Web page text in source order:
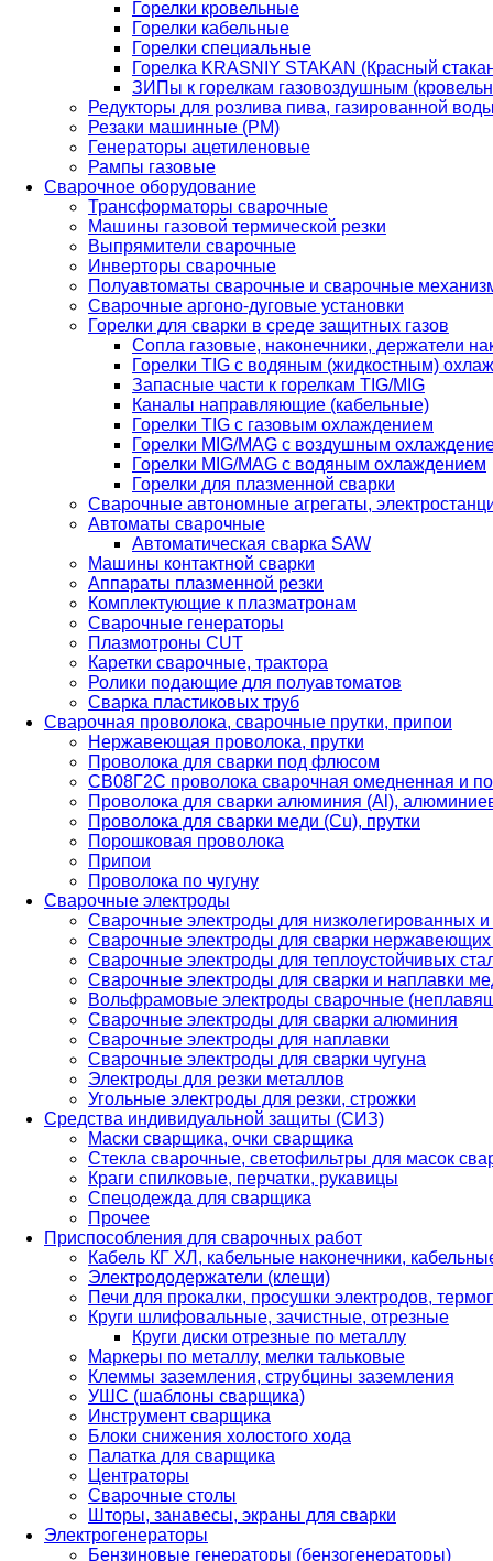
Горелки кровельные
Горелки кабельные
Горелки специальные
Горелка KRASNIY STAKAN (Красный
ЗИПы к горелкам газовоздушным
Редукторы для розлива пива, газированной
Резаки машинные (РМ)
Генераторы ацетиленовые
Рампы газовые
Сварочное оборудование
Трансформаторы сварочные
Машины газовой термической резки
Выпрямители сварочные
Инверторы сварочные
Полуавтоматы сварочные и сварочные
Сварочные аргоно-дуговые установки
Горелки для сварки в среде защитных газов
Сопла газовые, наконечники, держатели
Горелки TIG с водяным (жидкостным)
Запасные части к горелкам TIG/MIG
Каналы направляющие (кабельные)
Горелки TIG с газовым охлаждением
Горелки MIG/MAG с воздушным
Горелки MIG/MAG с водяным охлаждением
Горелки для плазменной сварки
Сварочные автономные агрегаты,
Автоматы сварочные
Автоматическая сварка SAW
Машины контактной сварки
Аппараты плазменной резки
Комплектующие к плазматронам
Сварочные генераторы
Плазмотроны CUT
Каретки сварочные, трактора
Ролики подающие для полуавтоматов
Сварка пластиковых труб
Сварочная проволока, сварочные прутки, припои
Нержавеющая проволока, прутки
Проволока для сварки под флюсом
СВ08Г2С проволока сварочная омедненная и
Проволока для сварки алюминия (Al),
Проволока для сварки меди (Cu), прутки
Порошковая проволока
Припои
Проволока по чугуну
Сварочные электроды
Сварочные электроды для низколегированных и
Сварочные электроды для сварки
Сварочные электроды для теплоустойчивых
Сварочные электроды для сварки и наплавки
Вольфрамовые электроды сварочные
Сварочные электроды для сварки алюминия
Сварочные электроды для наплавки
Сварочные электроды для сварки чугуна
Электроды для резки металлов
Угольные электроды для резки, строжки
Средства индивидуальной защиты (СИЗ)
Маски сварщика, очки сварщика
Стекла сварочные, светофильтры для масок
Краги спилковые, перчатки, рукавицы
Спецодежда для сварщика
Прочее
Приспособления для сварочных работ
Кабель КГ ХЛ, кабельные наконечники,
Электрододержатели (клещи)
Печи для прокалки, просушки электродов,
Круги шлифовальные, зачистные, отрезные
Круги диски отрезные по металлу
Маркеры по металлу, мелки тальковые
Клеммы заземления, струбцины заземления
УШС (шаблоны сварщика)
Инструмент сварщика
Блоки снижения холостого хода
Палатка для сварщика
Центраторы
Сварочные столы
Шторы, занавесы, экраны для сварки
Электрогенераторы
Бензиновые генераторы (бензогенераторы)